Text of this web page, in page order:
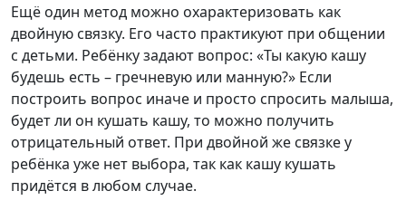
Ещё один метод можно охарактеризовать как
двойную связку. Его часто практикуют при общении
с детьми. Ребёнку задают вопрос: «Ты какую кашу
будешь есть – гречневую или манную?» Если
построить вопрос иначе и просто спросить малыша,
будет ли он кушать кашу, то можно получить
отрицательный ответ. При двойной же связке у
ребёнка уже нет выбора, так как кашу кушать
придётся в любом случае.